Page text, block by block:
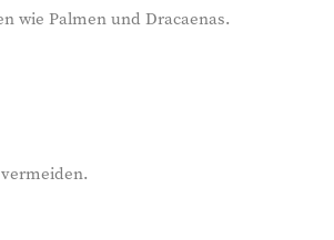
wie Palmen und Dracaenas.